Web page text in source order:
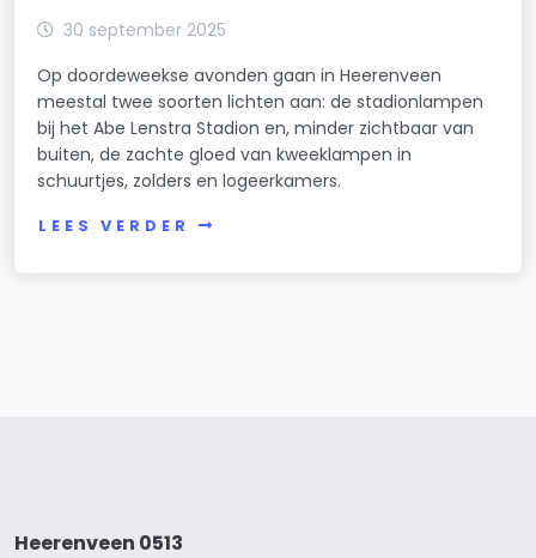
30 september 2025
Op doordeweekse avonden gaan in Heerenveen
meestal twee soorten lichten aan: de stadionlampen
bij het Abe Lenstra Stadion en, minder zichtbaar van
buiten, de zachte gloed van kweeklampen in
schuurtjes, zolders en logeerkamers.
LEES VERDER
Heerenveen 0513